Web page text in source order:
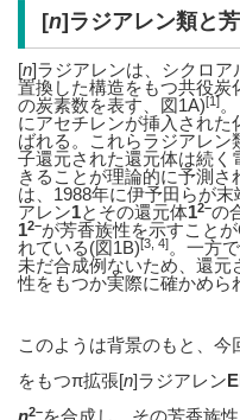
[n]ラジアレン類と
[n]ラジアレンは、シクロ
置換した構造をもつ共役炭
の炭素数を表す、図1A)[1]
にアセチレンが挿入された
ばれる。これらラジアレン
子還元された還元体は続く
きることが理論的に予測さ
は、1988年に伊予田らが
アレン1とその還元体12–の
12–が芳香族性を示すこと
れている(図1B)[3, 4]。一方
未だ合成例ないため、還元
性をもつか実際に確かめら
このようは背景のもと、
をもつπ拡張[n]ラジアレン
2–